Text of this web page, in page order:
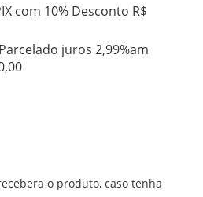
com 10% Desconto R$
juros 2,99%am
o produto, caso tenha